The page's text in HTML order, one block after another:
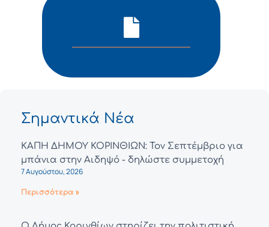
Σημαντικά Νέα
ΚΑΠΗ ΔΗΜΟΥ ΚΟΡΙΝΘΙΩΝ: Τον Σεπτέμβριο για
μπάνια στην Αιδηψό - δηλώστε συμμετοχή
7 Αυγούστου, 2026
Περισσότερα »